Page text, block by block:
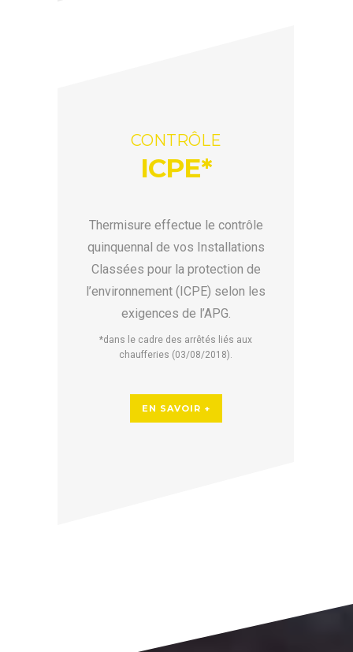
CONTRÔLE
ICPE*
Thermisure effectue le contrôle
quinquennal de vos Installations
Classées pour la protection de
l’environnement (ICPE) selon les
exigences de l’APG.
*dans le cadre des arrêtés liés aux
chaufferies (03/08/2018).
EN SAVOIR +